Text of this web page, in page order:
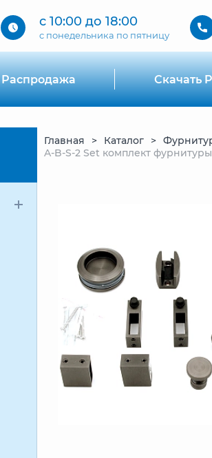
с 10:00 до 18:00
c понедельника по пятницу
Распродажа Скачать
Главная Каталог
A-B-S-2 Set комплект